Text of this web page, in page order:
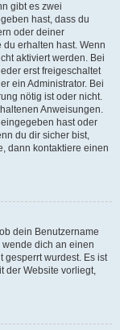
gibt es zwei
hast, dass du
oder deiner
erhalten hast. Wenn
aktiviert werden. Bei
erst freigeschaltet
ein Administrator. Bei
nötig ist oder nicht.
Anweisungen.
hast oder
du dir sicher bist,
dann kontaktiere einen
dein Benutzername
dich an einen
gesperrt wurdest. Es ist
der Website vorliegt,